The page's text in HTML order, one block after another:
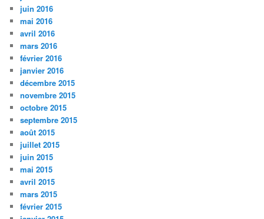
juin 2016
mai 2016
avril 2016
mars 2016
février 2016
janvier 2016
décembre 2015
novembre 2015
octobre 2015
septembre 2015
août 2015
juillet 2015
juin 2015
mai 2015
avril 2015
mars 2015
février 2015